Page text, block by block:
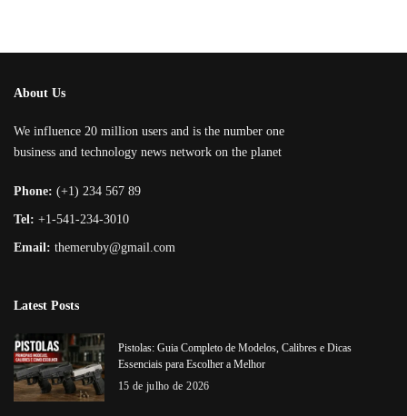
About Us
We influence 20 million users and is the number one
business and technology news network on the planet
Phone: (+1) 234 567 89
Tel: +1-541-234-3010
Email: themeruby@gmail.com
Latest Posts
Pistolas: Guia Completo de Modelos, Calibres e Dicas
Essenciais para Escolher a Melhor
15 de julho de 2026